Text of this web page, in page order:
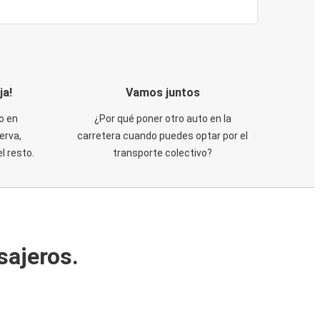
en
resto.
Vamos juntos
¿Por qué poner otro auto en la
carretera cuando puedes optar por el
transporte colectivo?